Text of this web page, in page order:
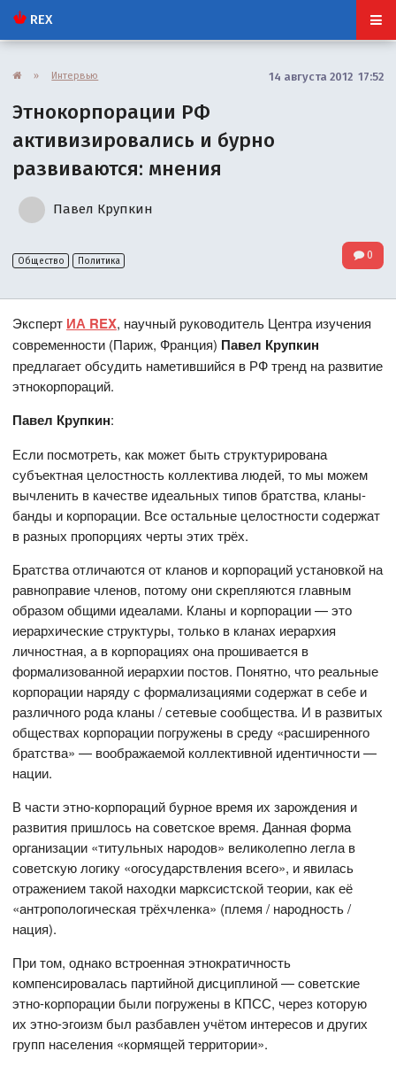
REX
» Интервью 14 августа 2012 17:52
Этнокорпорации РФ
активизировались и бурно
развиваются: мнения
Павел Крупкин
Общество Политика 0
Эксперт ИА REX, научный руководитель Центра изучения
современности (Париж, Франция) Павел Крупкин
предлагает обсудить наметившийся в РФ тренд на развитие
этнокорпораций.
Павел Крупкин:
Если посмотреть, как может быть структурирована
субъектная целостность коллектива людей, то мы можем
вычленить в качестве идеальных типов братства, кланы-
банды и корпорации. Все остальные целостности содержат
в разных пропорциях черты этих трёх.
Братства отличаются от кланов и корпораций установкой на
равноправие членов, потому они скрепляются главным
образом общими идеалами. Кланы и корпорации — это
иерархические структуры, только в кланах иерархия
личностная, а в корпорациях она прошивается в
формализованной иерархии постов. Понятно, что реальные
корпорации наряду с формализациями содержат в себе и
различного рода кланы / сетевые сообщества. И в развитых
обществах корпорации погружены в среду «расширенного
братства» — воображаемой коллективной идентичности —
нации.
В части этно-корпораций бурное время их зарождения и
развития пришлось на советское время. Данная форма
организации «титульных народов» великолепно легла в
советскую логику «огосударствления всего», и явилась
отражением такой находки марксистской теории, как её
«антропологическая трёхчленка» (племя / народность /
нация).
При том, однако встроенная этнократичность
компенсировалась партийной дисциплиной — советские
этно-корпорации были погружены в КПСС, через которую
их этно-эгоизм был разбавлен учётом интересов и других
групп населения «кормящей территории».